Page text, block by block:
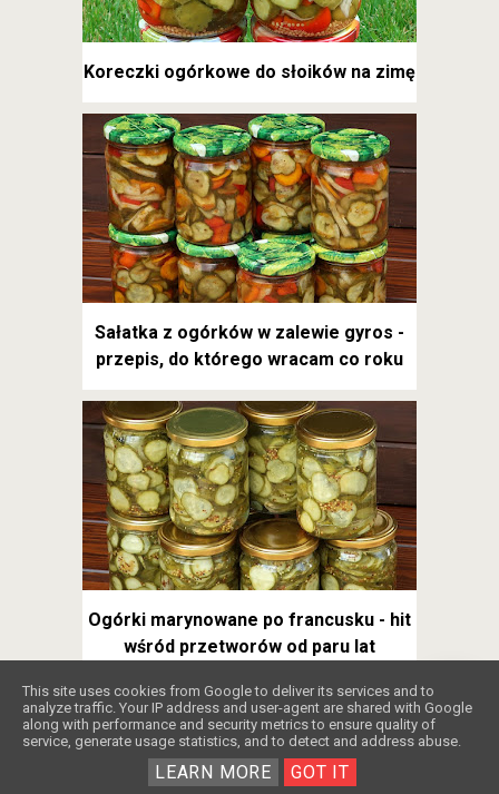
Koreczki ogórkowe do słoików na zimę
Sałatka z ogórków w zalewie gyros -
przepis, do którego wracam co roku
Ogórki marynowane po francusku - hit
wśród przetworów od paru lat
This site uses cookies from Google to deliver its services and to
analyze traffic. Your IP address and user-agent are shared with Google
along with performance and security metrics to ensure quality of
service, generate usage statistics, and to detect and address abuse.
LEARN MORE GOT IT